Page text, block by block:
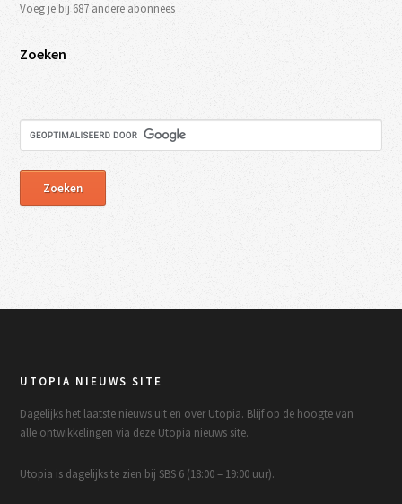
Voeg je bij 687 andere abonnees
Zoeken
UTOPIA NIEUWS SITE
Dagelijks het laatste nieuws uit en over Utopia. Blijf op de hoogte van
alle ontwikkelingen via deze Utopia nieuws site.
Utopia is dagelijks te zien bij SBS 6 (18:00 – 19:00 uur).